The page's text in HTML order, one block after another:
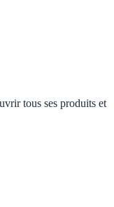
tous ses produits et